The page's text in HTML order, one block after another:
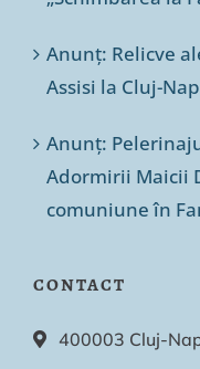
Anunț: Relicve
Assisi la Cluj-
Anunț:
Adormirii Maicii
comuniune în
CONTACT
400003 Cluj-